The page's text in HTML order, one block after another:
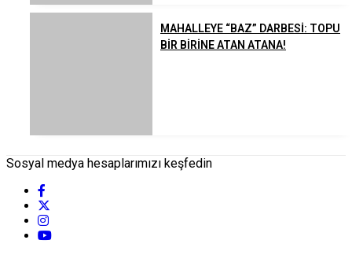
MAHALLEYE “BAZ” DARBESİ: TOPU
BİR BİRİNE ATAN ATANA!
Sosyal medya hesaplarımızı keşfedin